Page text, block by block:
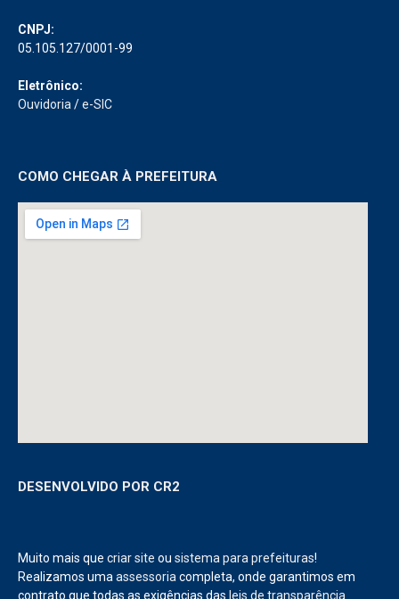
CNPJ:
05.105.127/0001-99
Eletrônico:
Ouvidoria /e-SIC
COMO CHEGAR À PREFEITURA
DESENVOLVIDO POR CR2
Muito mais que criar site ou sistema para prefeituras!
Realizamos uma assessoria completa, onde garantimos em
contrato que todas as exigências das leis de transparência